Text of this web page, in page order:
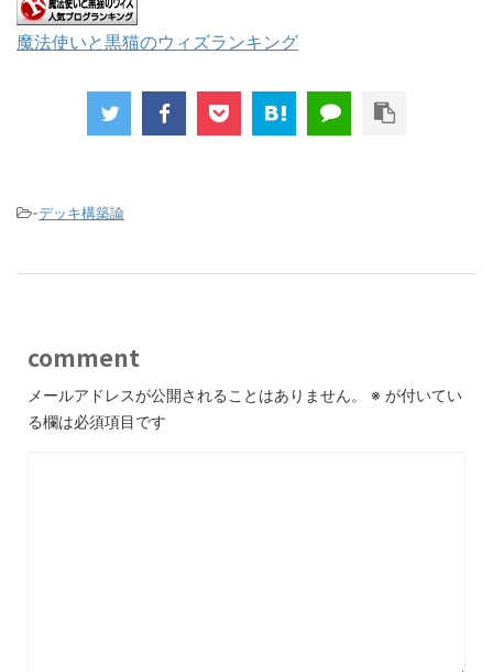
魔法使いと黒猫のウィズランキング
-デッキ構築論
comment
メールアドレスが公開されることはありません。 ※ が付いてい
る欄は必須項目です